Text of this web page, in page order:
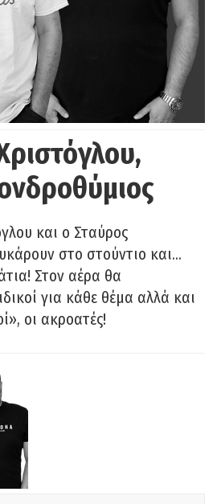
και ο Σταύρος
στο στούντιο και…
Στον αέρα θα
για κάθε θέμα αλλά και
οι ακροατές!